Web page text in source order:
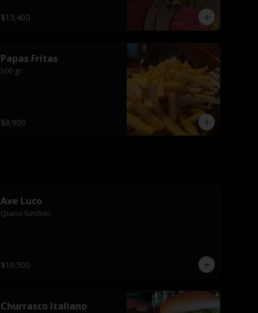
$13.400
Papas Fritas
500 gr.
$8.900
Ave Luco
Queso fundido.
$10.500
Churrasco Italiano